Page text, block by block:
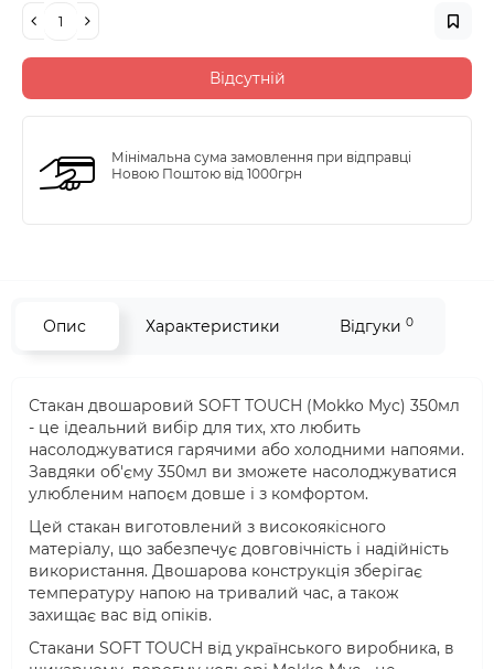
Відсутній
Мінімальна сума замовлення при відправці
Новою Поштою від 1000грн
Опис Характеристики Відгуки 0
Стакан двошаровий SOFT TOUCH (Mokko Myc) 350мл
- це ідеальний вибір для тих, хто любить
насолоджуватися гарячими або холодними напоями.
Завдяки об'єму 350мл ви зможете насолоджуватися
улюбленим напоєм довше і з комфортом.
Цей стакан виготовлений з високоякісного
матеріалу, що забезпечує довговічність і надійність
використання. Двошарова конструкція зберігає
температуру напою на тривалий час, а також
захищає вас від опіків.
Стакани SOFT TOUCH від українського виробника, в